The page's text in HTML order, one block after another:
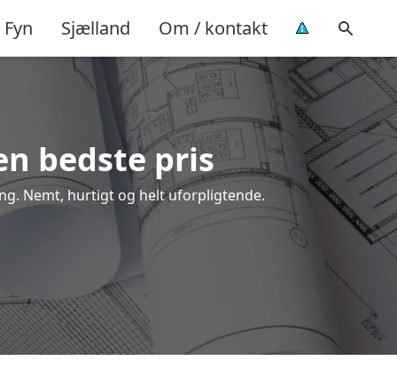
Fyn Sjælland Om / kontakt
bedste pris
Nemt, hurtigt og helt uforpligtende.